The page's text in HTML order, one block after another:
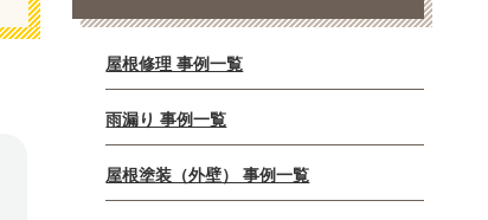
屋根修理 事例一覧
雨漏り 事例一覧
屋根塗装（外壁） 事例一覧